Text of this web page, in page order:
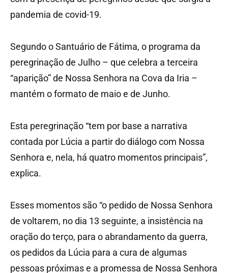
pandemia de covid-19.
Segundo o Santuário de Fátima, o programa da
peregrinação de Julho – que celebra a terceira
“aparição” de Nossa Senhora na Cova da Iria –
mantém o formato de maio e de Junho.
Esta peregrinação “tem por base a narrativa
contada por Lúcia a partir do diálogo com Nossa
Senhora e, nela, há quatro momentos principais”,
explica.
Esses momentos são “o pedido de Nossa Senhora
de voltarem, no dia 13 seguinte, a insistência na
oração do terço, para o abrandamento da guerra,
os pedidos da Lúcia para a cura de algumas
pessoas próximas e a promessa de Nossa Senhora